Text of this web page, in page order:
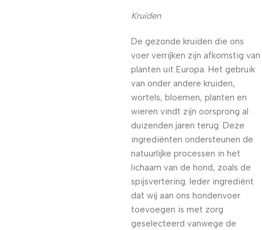
Kruiden
De gezonde kruiden die ons
voer verrijken zijn afkomstig van
planten uit Europa. Het gebruik
van onder andere kruiden,
wortels, bloemen, planten en
wieren vindt zijn oorsprong al
duizenden jaren terug. Deze
ingrediënten ondersteunen de
natuurlijke processen in het
lichaam van de hond, zoals de
spijsvertering. Ieder ingrediënt
dat wij aan ons hondenvoer
toevoegen is met zorg
geselecteerd vanwege de